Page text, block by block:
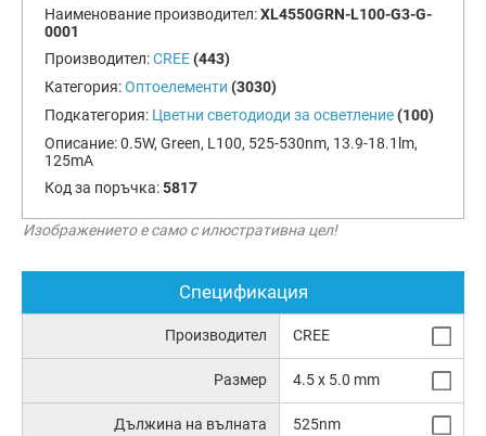
Наименование производител:XL4550GRN-L100-G3-G-
0001
Производител:CREE (443)
Категория:Оптоелементи (3030)
Подкатегория: Цветни светодиоди за осветление (100)
Описание:0.5W, Green, L100, 525-530nm, 13.9-18.1lm,
125mA
Код за поръчка:5817
Изображението е само с илюстративна цел!
Спецификация
Производител CREE
Размер 4.5 x 5.0 mm
Дължина на вълната 525nm